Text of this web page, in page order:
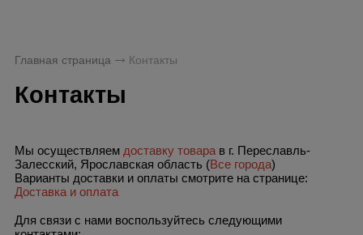
Главная страница Контакты
Контакты
Мы осуществляем доставку товара в г. Переславль-
Залесский, Ярославская область (Все города)
Варианты доставки и оплаты смотрите на странице:
Доставка и оплата
Для связи с нами воспользуйтесь следующими